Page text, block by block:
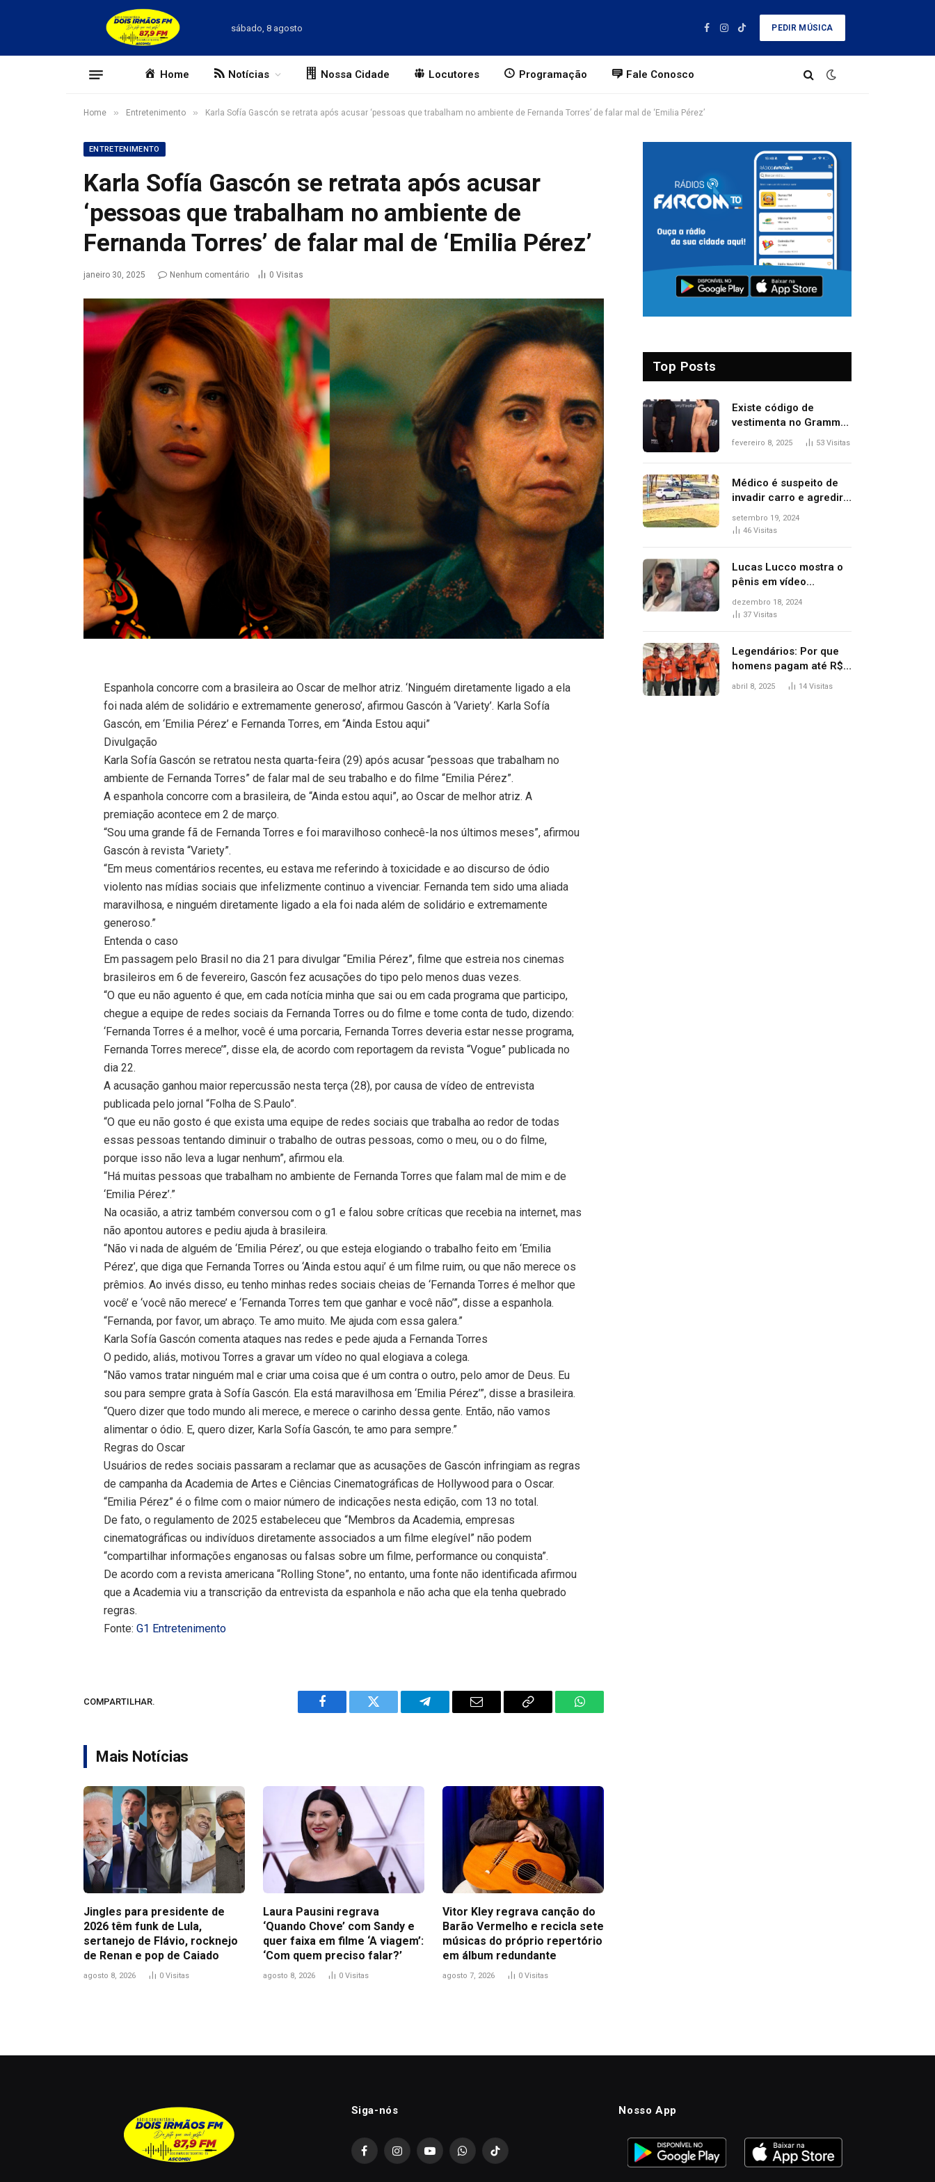
sábado, 8 agosto
Facebook
Instagram
TikTok
PEDIR MÚSICA
Home Notícias Nossa Cidade Locutores Programação Fale Conosco
Home » Entretenimento » Karla Sofía Gascón se retrata após acusar ‘pessoas que trabalham no ambiente de Fernanda Torres’ de falar mal de ‘Emilia Pérez’
ENTRETENIMENTO
Karla Sofía Gascón se retrata após acusar
‘pessoas que trabalham no ambiente de
Fernanda Torres’ de falar mal de ‘Emilia Pérez’
janeiro 30, 2025 Nenhum comentário 0 Visitas
Espanhola concorre com a brasileira ao Oscar de melhor atriz. ‘Ninguém diretamente ligado a ela
foi nada além de solidário e extremamente generoso’, afirmou Gascón à ‘Variety’. Karla Sofía
Gascón, em ‘Emilia Pérez’ e Fernanda Torres, em “Ainda Estou aqui”
Divulgação
Karla Sofía Gascón se retratou nesta quarta-feira (29) após acusar “pessoas que trabalham no
ambiente de Fernanda Torres” de falar mal de seu trabalho e do filme “Emilia Pérez”.
A espanhola concorre com a brasileira, de “Ainda estou aqui”, ao Oscar de melhor atriz. A
premiação acontece em 2 de março.
“Sou uma grande fã de Fernanda Torres e foi maravilhoso conhecê-la nos últimos meses”, afirmou
Gascón à revista “Variety”.
“Em meus comentários recentes, eu estava me referindo à toxicidade e ao discurso de ódio
violento nas mídias sociais que infelizmente continuo a vivenciar. Fernanda tem sido uma aliada
maravilhosa, e ninguém diretamente ligado a ela foi nada além de solidário e extremamente
generoso.”
Entenda o caso
Em passagem pelo Brasil no dia 21 para divulgar “Emilia Pérez”, filme que estreia nos cinemas
brasileiros em 6 de fevereiro, Gascón fez acusações do tipo pelo menos duas vezes.
“O que eu não aguento é que, em cada notícia minha que sai ou em cada programa que participo,
chegue a equipe de redes sociais da Fernanda Torres ou do filme e tome conta de tudo, dizendo:
‘Fernanda Torres é a melhor, você é uma porcaria, Fernanda Torres deveria estar nesse programa,
Fernanda Torres merece’”, disse ela, de acordo com reportagem da revista “Vogue” publicada no
dia 22.
A acusação ganhou maior repercussão nesta terça (28), por causa de vídeo de entrevista
publicada pelo jornal “Folha de S.Paulo”.
“O que eu não gosto é que exista uma equipe de redes sociais que trabalha ao redor de todas
essas pessoas tentando diminuir o trabalho de outras pessoas, como o meu, ou o do filme,
porque isso não leva a lugar nenhum”, afirmou ela.
“Há muitas pessoas que trabalham no ambiente de Fernanda Torres que falam mal de mim e de
‘Emilia Pérez’.”
Na ocasião, a atriz também conversou com o g1 e falou sobre críticas que recebia na internet, mas
não apontou autores e pediu ajuda à brasileira.
“Não vi nada de alguém de ‘Emilia Pérez’, ou que esteja elogiando o trabalho feito em ‘Emilia
Pérez’, que diga que Fernanda Torres ou ‘Ainda estou aqui’ é um filme ruim, ou que não merece os
prêmios. Ao invés disso, eu tenho minhas redes sociais cheias de ‘Fernanda Torres é melhor que
você’ e ‘você não merece’ e ‘Fernanda Torres tem que ganhar e você não’”, disse a espanhola.
“Fernanda, por favor, um abraço. Te amo muito. Me ajuda com essa galera.”
Karla Sofía Gascón comenta ataques nas redes e pede ajuda a Fernanda Torres
O pedido, aliás, motivou Torres a gravar um vídeo no qual elogiava a colega.
“Não vamos tratar ninguém mal e criar uma coisa que é um contra o outro, pelo amor de Deus. Eu
sou para sempre grata à Sofía Gascón. Ela está maravilhosa em ‘Emilia Pérez’”, disse a brasileira.
“Quero dizer que todo mundo ali merece, e merece o carinho dessa gente. Então, não vamos
alimentar o ódio. E, quero dizer, Karla Sofía Gascón, te amo para sempre.”
Regras do Oscar
Usuários de redes sociais passaram a reclamar que as acusações de Gascón infringiam as regras
de campanha da Academia de Artes e Ciências Cinematográficas de Hollywood para o Oscar.
“Emilia Pérez” é o filme com o maior número de indicações nesta edição, com 13 no total.
De fato, o regulamento de 2025 estabeleceu que “Membros da Academia, empresas
cinematográficas ou indivíduos diretamente associados a um filme elegível” não podem
“compartilhar informações enganosas ou falsas sobre um filme, performance ou conquista”.
De acordo com a revista americana “Rolling Stone”, no entanto, uma fonte não identificada afirmou
que a Academia viu a transcrição da entrevista da espanhola e não acha que ela tenha quebrado
regras.
Fonte:G1 Entretenimento
COMPARTILHAR.
Facebook Twitter Telegram Email
Copy
WhatsApp
Mais Notícias
Jingles para presidente de
2026 têm funk de Lula,
sertanejo de Flávio, rocknejo
de Renan e pop de Caiado
agosto 8, 2026 0 Visitas
Laura Pausini regrava
‘Quando Chove’ com Sandy e
quer faixa em filme ‘A viagem’:
‘Com quem preciso falar?’
agosto 8, 2026 0 Visitas
Vitor Kley regrava canção do
Barão Vermelho e recicla sete
músicas do próprio repertório
em álbum redundante
agosto 7, 2026 0 Visitas
Top Posts
Existe código de
vestimenta no Grammy?
Questionamento surgiu
aparecer nua na
premiação
fevereiro 8, 2025 53 Visitas
Médico é suspeito de
invadir carro e agredir
delegado aposentado
durante confusão no
setembro 19, 2024
46 Visitas
Lucas Lucco mostra o
pênis em vídeo
tomando banho, apaga
post e diz ‘foi mal’
dezembro 18, 2024
37 Visitas
Legendários: Por que
homens pagam até R$
81 mil para subir
abril 8, 2025 14 Visitas
Siga-nós
FacebookInstagramYouTubeWhatsAppTikTok
Nosso App